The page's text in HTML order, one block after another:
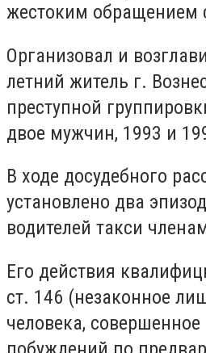
жестоким обращением
Организовал и
летний житель г.
преступной
двое мужчин, 1993 и
В ходе досудебного
установлено два
водителей такси
Его действия
ст. 146 (незаконное
человека,